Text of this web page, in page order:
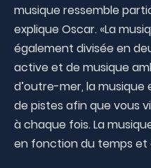
musique ressemble
explique Oscar. «La
également divisée en
active et de musique
d’outre-mer, la musique
de pistes afin que vous
à chaque fois. La
en fonction du temps et